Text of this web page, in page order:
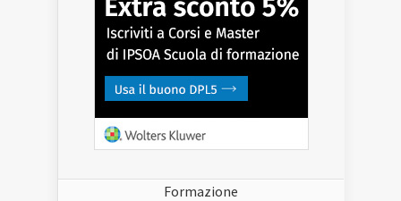
Formazione